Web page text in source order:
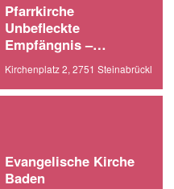
Pfarrkirche
Unbefleckte
Empfängnis –
Steinabrückl
Kirchenplatz 2, 2751 Steinabrückl
Evangelische Kirche
Baden